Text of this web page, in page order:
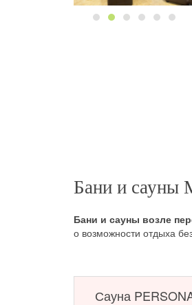
Бани и сауны
Бани и сауны возле
о возможности отдыха
Сауна